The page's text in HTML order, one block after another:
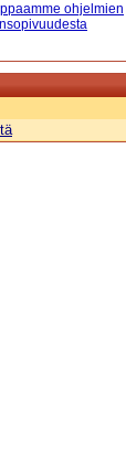
ohjelmien